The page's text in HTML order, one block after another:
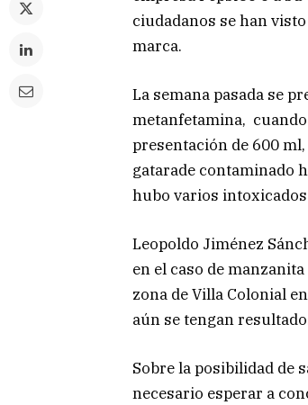
ciudadanos se han
marca.
La semana pasada se
metanfetamina,
presentación de 600
gatarade contaminado
hubo varios
Leopoldo Jiménez
en el caso de
zona de Villa Colonial
aún se tengan
Sobre la posibilidad de
necesario esperar a